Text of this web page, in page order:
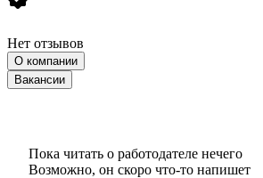
Нет отзывов
О компании
Вакансии
Пока читать о работодателе нечего
Возможно, он скоро что‑то напишет